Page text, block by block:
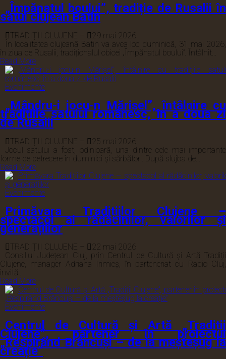
„Împănatul boului”, tradiție de Rusalii în
satul clujean Batin
TRADIȚII CLUJENE
29 mai 2026
În localitatea clujeană Batin va avea loc duminică, 31 mai 2026,
în ziua de Rusalii, tradiționalul obicei „Împănatul boului”. Întâlnit...
Read More
Evenimente
„Mândru-i jocu-n Mărișel”, întâlnire cu
tradițiile satului românesc, în a doua zi
de Rusalii
TRADIȚII CLUJENE
25 mai 2026
Jocul satului a fost, odinioară, una dintre cele mai importante
forme de petrecere în duminici și sărbători. După slujba de...
Read More
Evenimente
Primăvara Tradițiilor Clujene –
spectacol al rădăcinilor, valorilor și
generațiilor
TRADIȚII CLUJENE
22 mai 2026
Consiliul Județean Cluj, prin Centrul de Cultură și Artă Tradiții
Clujene, manager Adriana Irimieș, în parteneriat cu Radio Cluj,
invită...
Read More
Evenimente
Centrul de Cultură și Artă „Tradiții
Clujene”, partener în proiectul
„Respirând Brâncuși – de la meșteșug la
creație”